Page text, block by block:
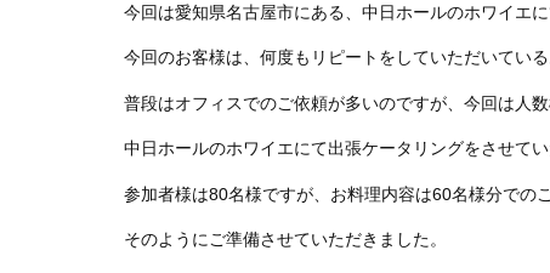
今回は愛知県名古屋市にある、中日ホールのホワイエ
今回のお客様は、何度もリピートをしていただいている
普段はオフィスでのご依頼が多いのですが、今回は人数
中日ホールのホワイエにて出張ケータリングをさせてい
参加者様は80名様ですが、お料理内容は60名様分での
そのようにご準備させていただきました。